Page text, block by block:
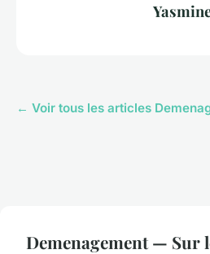
← Voir tous les articles
Demenagement — Sur